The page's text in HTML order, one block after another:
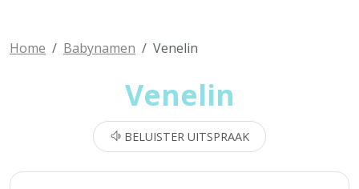
Home Babynamen Venelin
Venelin
BELUISTER UITSPRAAK